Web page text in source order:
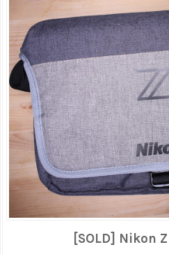
[SOLD] Nikon